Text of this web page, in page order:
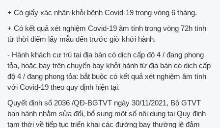
+ Có giấy xác nhận khỏi bệnh Covid-19 trong vòng 6 tháng.
+ Có kết quả xét nghiệm Covid-19 âm tính trong vòng 72h tính
từ thời điểm lấy mẫu đến trước giờ khởi hành.
- Hành khách cư trú tại địa bàn có dịch cấp độ 4 / đang phong
tỏa, hoặc bay trên chuyến bay khởi hành từ địa bàn có dịch cấp
độ 4 / đang phong tỏa: bắt buộc có kết quả xét nghiệm âm tính
với Covid-19 theo quy định hiện tại.
Quyết định số 2036 /QĐ-BGTVT ngày 30/11/2021, Bộ GTVT
ban hành nhằm sửa đổi, bổ sung một số nội dung tại Quy định
tạm thời về tiếp tục triển khai các đường bay thường lệ đảm